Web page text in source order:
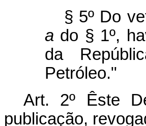
§ 5º Do
a do § 1º,
da
Petróleo."
Art. 2º Êste
publicação,